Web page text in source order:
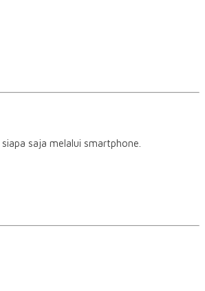
saja melalui smartphone.